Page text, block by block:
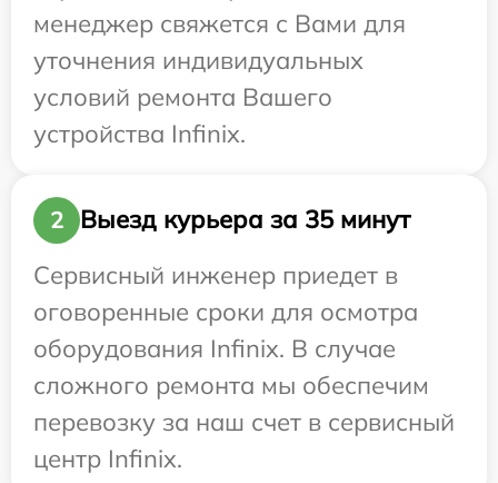
менеджер свяжется с Вами для
уточнения индивидуальных
условий ремонта Вашего
устройства Infinix.
2
Выезд курьера за 35 минут
Сервисный инженер приедет в
оговоренные сроки для осмотра
оборудования Infinix. В случае
сложного ремонта мы обеспечим
перевозку за наш счет в сервисный
центр Infinix.